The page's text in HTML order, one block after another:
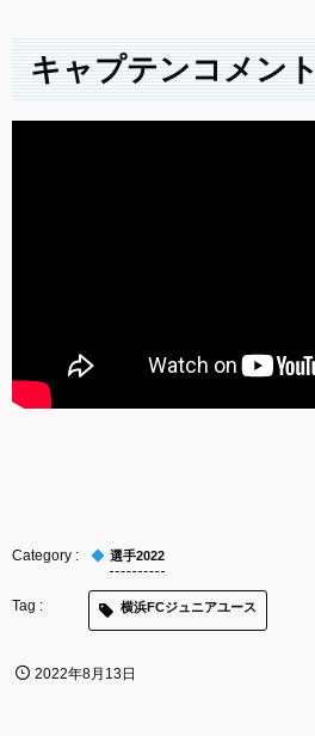
キャプテンコメン
選手2022
横浜FCジュニアユース
2022年8月13日